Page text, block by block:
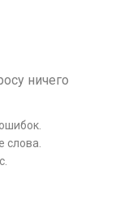
ничего
слова.